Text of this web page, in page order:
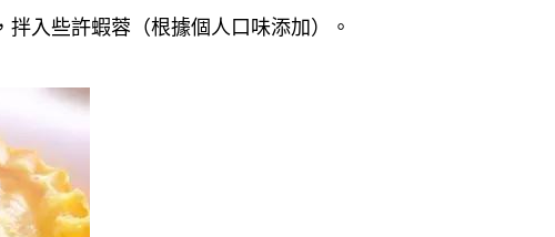
入些許蝦蓉（根據個人口味添加）。